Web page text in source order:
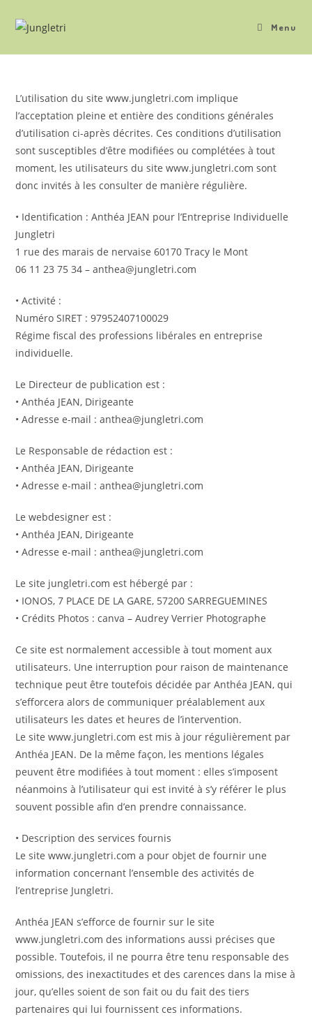
Menu
L’utilisation du site www.jungletri.com implique
l’acceptation pleine et entière des conditions générales
d’utilisation ci-après décrites. Ces conditions d’utilisation
sont susceptibles d’être modifiées ou complétées à tout
moment, les utilisateurs du site www.jungletri.com sont
donc invités à les consulter de manière régulière.
• Identification : Anthéa JEAN pour l’Entreprise Individuelle
Jungletri
1 rue des marais de nervaise 60170 Tracy le Mont
06 11 23 75 34 – anthea@jungletri.com
• Activité :
Numéro SIRET : 97952407100029
Régime fiscal des professions libérales en entreprise
individuelle.
Le Directeur de publication est :
• Anthéa JEAN, Dirigeante
• Adresse e-mail : anthea@jungletri.com
Le Responsable de rédaction est :
• Anthéa JEAN, Dirigeante
• Adresse e-mail : anthea@jungletri.com
Le webdesigner est :
• Anthéa JEAN, Dirigeante
• Adresse e-mail : anthea@jungletri.com
Le site jungletri.com est hébergé par :
• IONOS, 7 PLACE DE LA GARE, 57200 SARREGUEMINES
• Crédits Photos : canva – Audrey Verrier Photographe
Ce site est normalement accessible à tout moment aux
utilisateurs. Une interruption pour raison de maintenance
technique peut être toutefois décidée par Anthéa JEAN, qui
s’efforcera alors de communiquer préalablement aux
utilisateurs les dates et heures de l’intervention.
Le site www.jungletri.com est mis à jour régulièrement par
Anthéa JEAN. De la même façon, les mentions légales
peuvent être modifiées à tout moment : elles s’imposent
néanmoins à l’utilisateur qui est invité à s’y référer le plus
souvent possible afin d’en prendre connaissance.
• Description des services fournis
Le site www.jungletri.com a pour objet de fournir une
information concernant l’ensemble des activités de
l’entreprise Jungletri.
Anthéa JEAN s’efforce de fournir sur le site
www.jungletri.com des informations aussi précises que
possible. Toutefois, il ne pourra être tenu responsable des
omissions, des inexactitudes et des carences dans la mise à
jour, qu’elles soient de son fait ou du fait des tiers
partenaires qui lui fournissent ces informations.